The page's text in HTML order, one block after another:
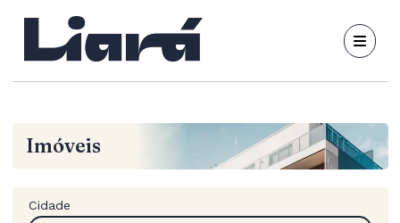
Imóveis
Cidade